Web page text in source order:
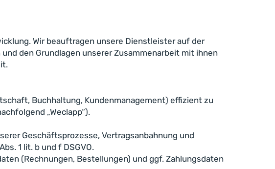
Wir beauftragen unsere Dienstleister auf der
den Grundlagen unserer Zusammenarbeit mit ihnen
Buchhaltung, Kundenmanagement) effizient zu
„Weclapp“).
Geschäftsprozesse, Vertragsanbahnung und
1 lit. b und f DSGVO.
(Rechnungen, Bestellungen) und ggf. Zahlungsdaten